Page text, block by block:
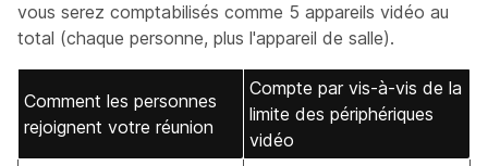
vous serez comptabilisés comme 5 appareils vidéo au
total (chaque personne, plus l'appareil de salle).
Comment les personnes
rejoignent votre réunion
Compte par vis-à-vis de la
limite des périphériques
vidéo